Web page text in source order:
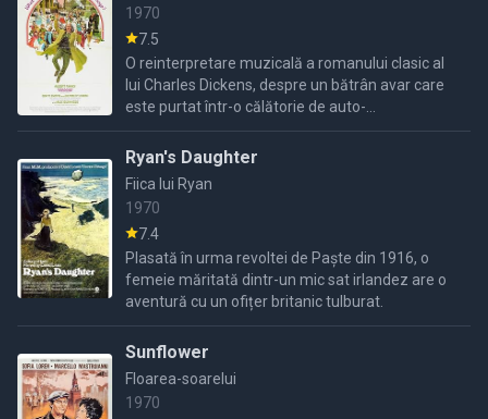
1970
7.5
O reinterpretare muzicală a romanului clasic al
lui Charles Dickens, despre un bătrân avar care
este purtat într-o călătorie de auto-
răscumpărare, cu ajutorul unor apariții
misterioase de Crăciun.
Ryan's Daughter
Fiica lui Ryan
1970
7.4
Plasată în urma revoltei de Paște din 1916, o
femeie măritată dintr-un mic sat irlandez are o
aventură cu un ofițer britanic tulburat.
Sunflower
Floarea-soarelui
1970